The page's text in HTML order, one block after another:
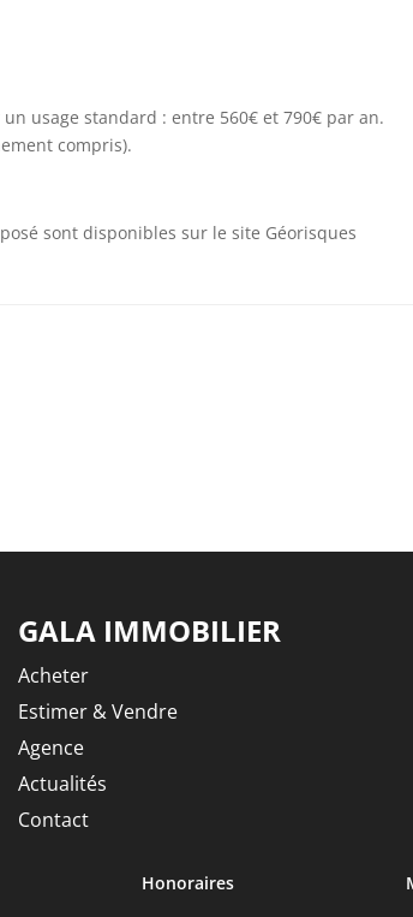
usage standard : entre 560€ et 790€ par an.
compris).
sont disponibles sur le site Géorisques
GALA IMMOBILIER
Acheter
Estimer & Vendre
Agence
Actualités
Contact
Honoraires